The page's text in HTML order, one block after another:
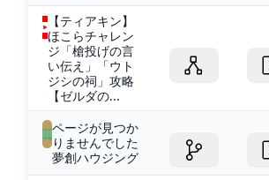
【ティアキン】
ほこらチャレン
ジ「槍投げの言
い伝え」「ウト
ジシの祠」攻略
【ゼルダの...
ページが見つか
りませんでした
夢創ハウジング